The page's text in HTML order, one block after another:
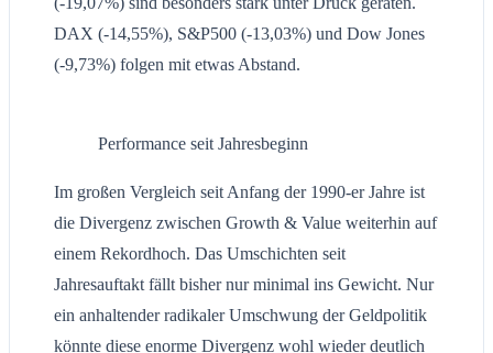
DAX (-14,55%), S&P500 (-13,03%) und Dow Jones
(-9,73%) folgen mit etwas Abstand.
Performance seit Jahresbeginn
Im großen Vergleich seit Anfang der 1990-er Jahre ist
die Divergenz zwischen Growth & Value weiterhin auf
einem Rekordhoch. Das Umschichten seit
Jahresauftakt fällt bisher nur minimal ins Gewicht. Nur
ein anhaltender radikaler Umschwung der Geldpolitik
könnte diese enorme Divergenz wohl wieder deutlich